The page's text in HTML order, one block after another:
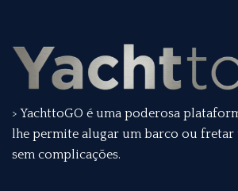
> YachttoGO é uma poderosa
lhe permite alugar um barco ou
sem complicações.